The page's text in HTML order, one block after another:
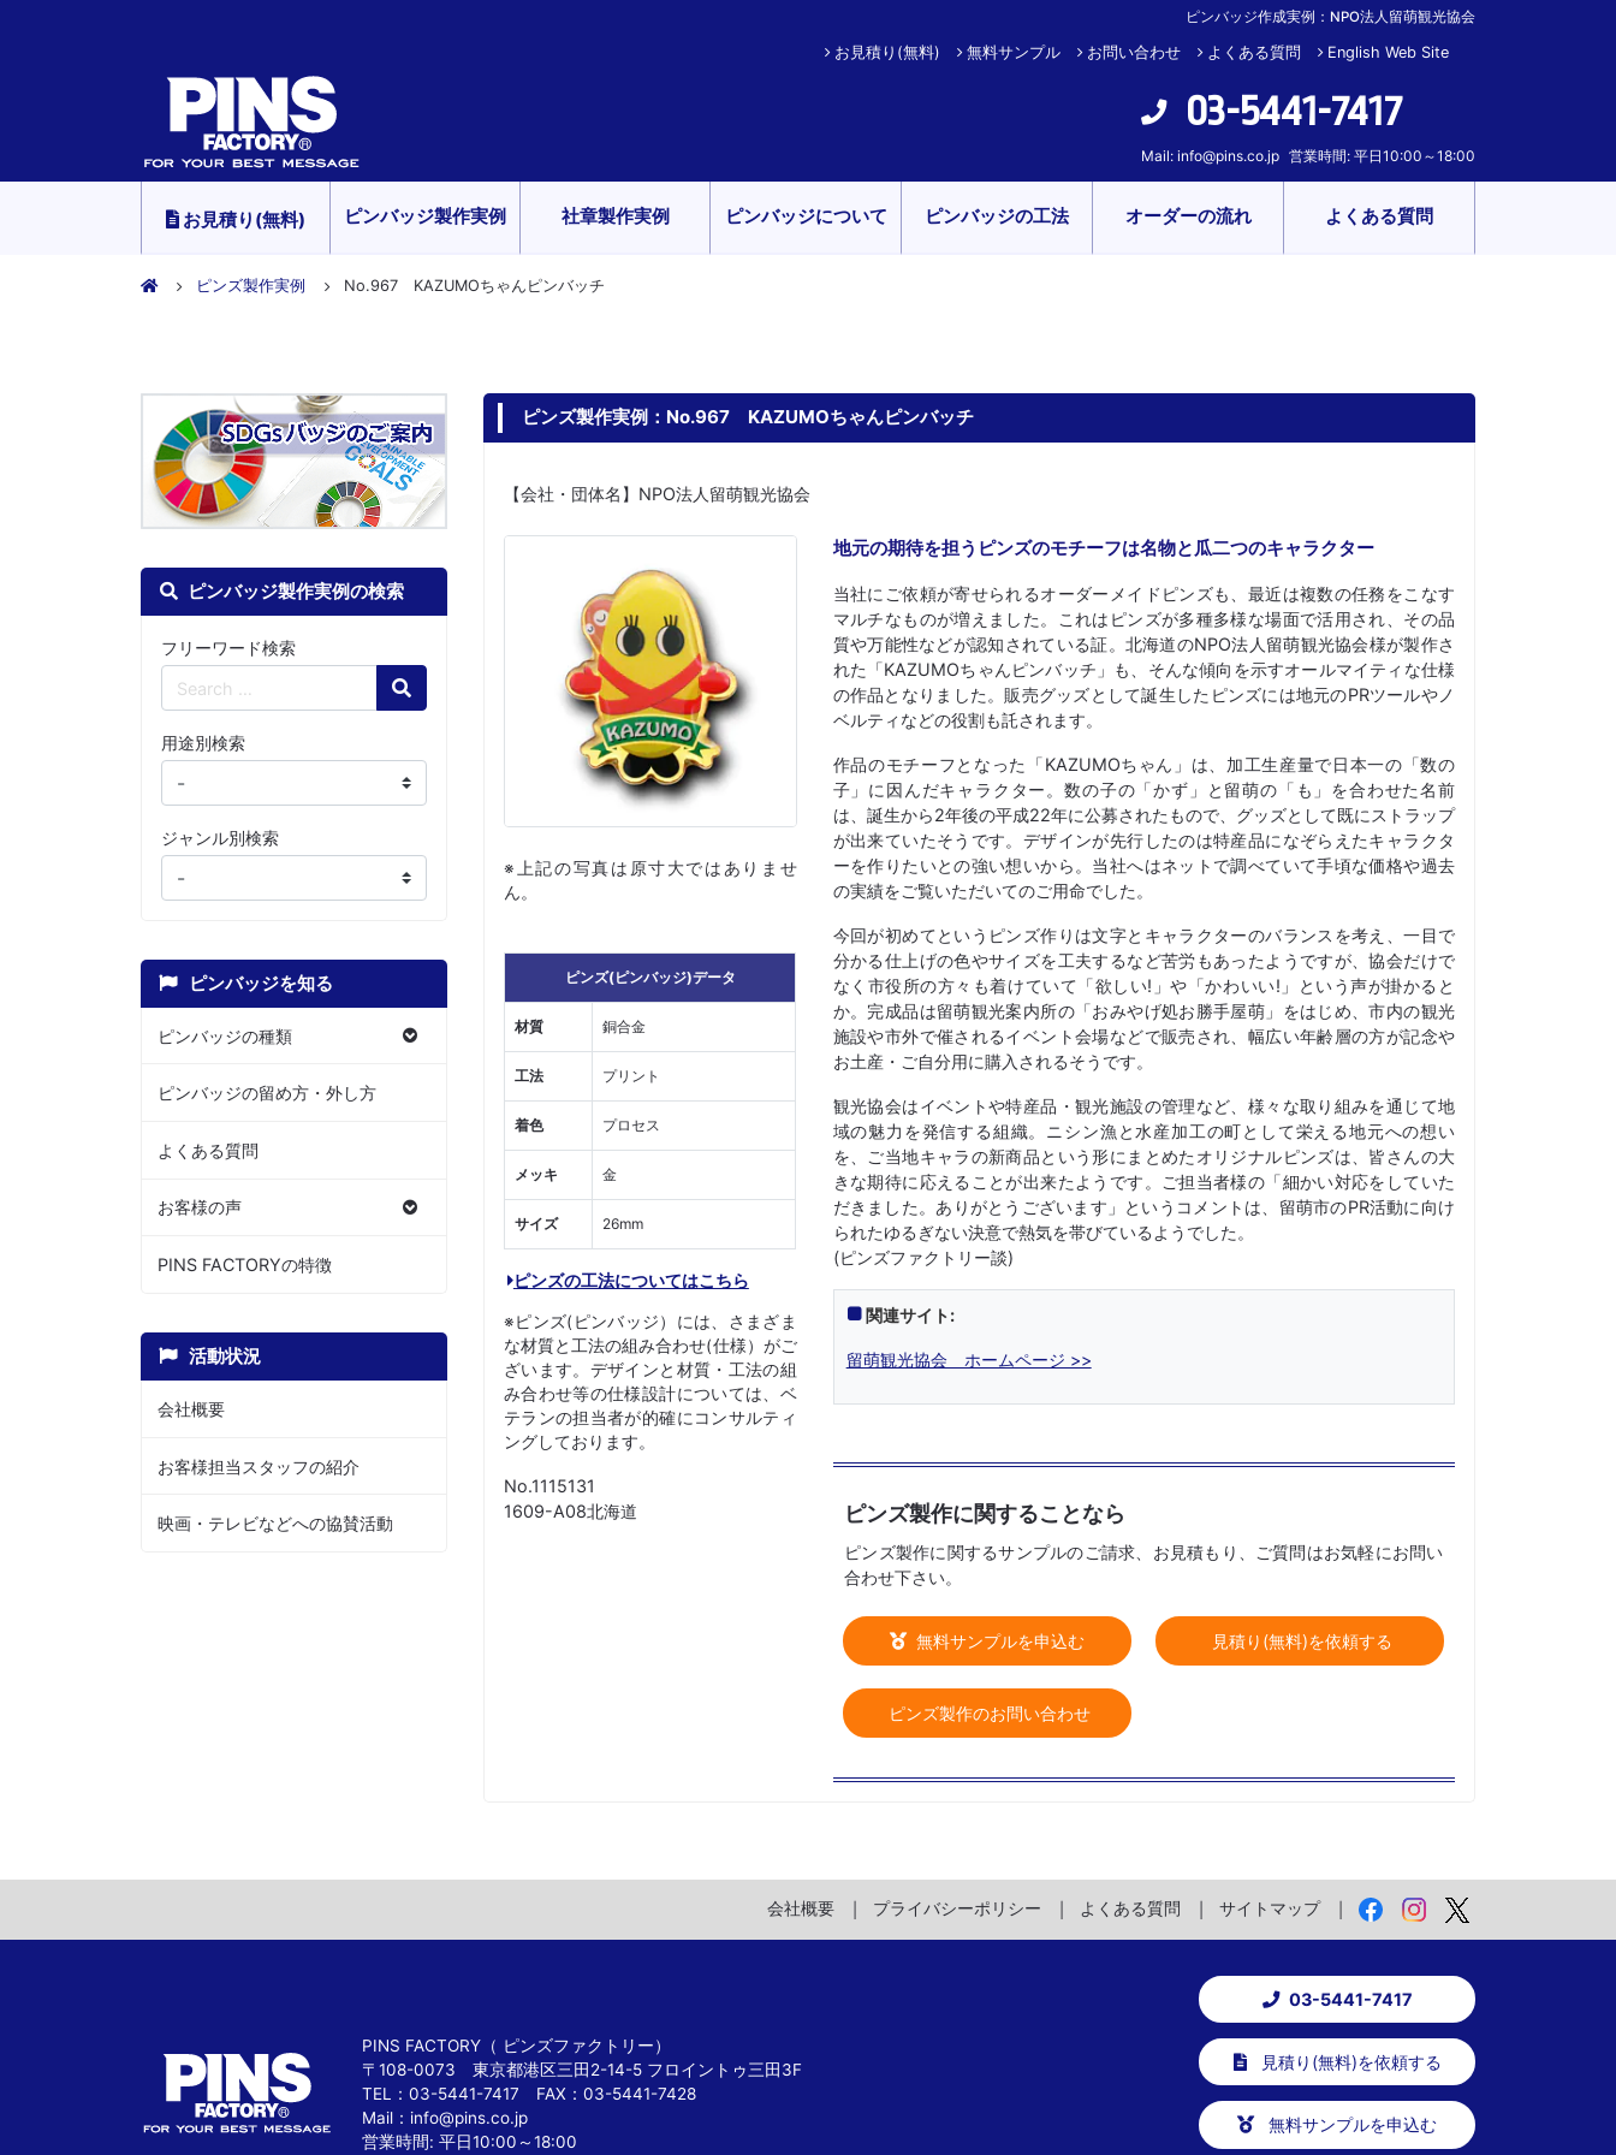
ピンバッジ作成実例：NPO法人留萌観光協会
お見積り(無料) 無料サンプル お問い合わせ よくある質問 English Web Site
03-5441-7417
Mail: info@pins.co.jp 営業時間: 平日10:00～18:00
お見積り(無料) ピンバッジ製作実例 社章製作実例 ピンバッジについて ピンバッジの工法 オーダーの流れ よくある質問
ピンズ製作実例 No.967 KAZUMOちゃんピンバッチ
ピンバッジ製作実例の検索
フリーワード検索
Search
用途別検索
ジャンル別検索
ピンバッジを知る
ピンバッジの種類
ピンバッジの留め方・外し方
よくある質問
お客様の声
PINS FACTORYの特徴
活動状況
会社概要
お客様担当スタッフの紹介
映画・テレビなどへの協賛活動
ピンズ製作実例：No.967 KAZUMOちゃんピンバッチ
【会社・団体名】NPO法人留萌観光協会
※上記の写真は原寸大ではありませ
ん。
ピンズ(ピンバッジ)データ
材質 銅合金
工法 プリント
着色 プロセス
メッキ 金
サイズ 26mm
ピンズの工法についてはこちら
※ピンズ(ピンバッジ）には、さまざま
な材質と工法の組み合わせ(仕様）がご
ざいます。デザインと材質・工法の組
み合わせ等の仕様設計については、ベ
テランの担当者が的確にコンサルティ
ングしております。
No.1115131
1609-A08北海道
地元の期待を担うピンズのモチーフは名物と瓜二つのキャラクター
当社にご依頼が寄せられるオーダーメイドピンズも、最近は複数の任務をこなす
マルチなものが増えました。これはピンズが多種多様な場面で活用され、その品
質や万能性などが認知されている証。北海道のNPO法人留萌観光協会様が製作さ
れた「KAZUMOちゃんピンバッチ」も、そんな傾向を示すオールマイティな仕様
の作品となりました。販売グッズとして誕生したピンズには地元のPRツールやノ
ベルティなどの役割も託されます。
作品のモチーフとなった「KAZUMOちゃん」は、加工生産量で日本一の「数の
子」に因んだキャラクター。数の子の「かず」と留萌の「も」を合わせた名前
は、誕生から2年後の平成22年に公募されたもので、グッズとして既にストラップ
が出来ていたそうです。デザインが先行したのは特産品になぞらえたキャラクタ
ーを作りたいとの強い想いから。当社へはネットで調べていて手頃な価格や過去
の実績をご覧いただいてのご用命でした。
今回が初めてというピンズ作りは文字とキャラクターのバランスを考え、一目で
分かる仕上げの色やサイズを工夫するなど苦労もあったようですが、協会だけで
なく市役所の方々も着けていて「欲しい!」や「かわいい!」という声が掛かると
か。完成品は留萌観光案内所の「おみやげ処お勝手屋萌」をはじめ、市内の観光
施設や市外で催されるイベント会場などで販売され、幅広い年齢層の方が記念や
お土産・ご自分用に購入されるそうです。
観光協会はイベントや特産品・観光施設の管理など、様々な取り組みを通じて地
域の魅力を発信する組織。ニシン漁と水産加工の町として栄える地元への想い
を、ご当地キャラの新商品という形にまとめたオリジナルピンズは、皆さんの大
きな期待に応えることが出来たようです。ご担当者様の「細かい対応をしていた
だきました。ありがとうございます」というコメントは、留萌市のPR活動に向け
られたゆるぎない決意で熱気を帯びているようでした。
(ピンズファクトリー談)
関連サイト:
留萌観光協会 ホームページ >>
ピンズ製作に関することなら
ピンズ製作に関するサンプルのご請求、お見積もり、ご質問はお気軽にお問い
合わせ下さい。
無料サンプルを申込む 見積り(無料)を依頼する
ピンズ製作のお問い合わせ
会社概要 プライバシーポリシー よくある質問 サイトマップ
PINS FACTORY（ ピンズファクトリー）
〒108-0073 東京都港区三田2-14-5 フロイントゥ三田3F
TEL：03-5441-7417 FAX：03-5441-7428
Mail： info@pins.co.jp
営業時間: 平日10:00～18:00
03-5441-7417
見積り(無料)を依頼する
無料サンプルを申込む